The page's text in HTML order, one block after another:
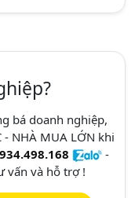
bá doanh nghiệp,
- NHÀ MUA LỚN khi
-
vấn và hỗ trợ !